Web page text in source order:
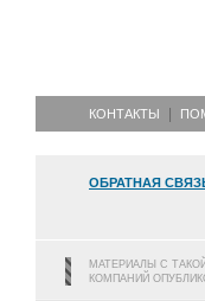
КОНТАКТЫ
ОБРАТНАЯ
МАТЕРИАЛЫ С
КОМПАНИЙ